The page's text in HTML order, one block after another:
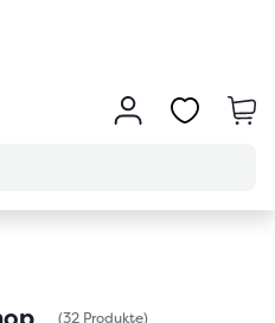
(32 Produkte)